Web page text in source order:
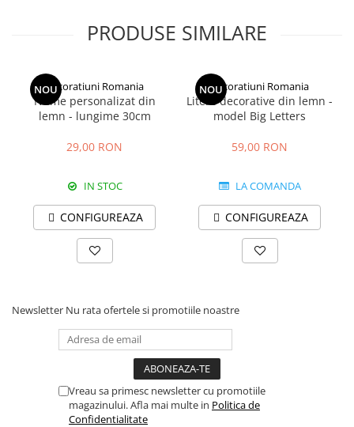
PRODUSE SIMILARE
NOUDecoratiuni Romania
Nume personalizat din
lemn - lungime 30cm
29,00 RON
IN STOC
CONFIGUREAZA
NOUDecoratiuni Romania
Litere decorative din lemn -
model Big Letters
59,00 RON
LA COMANDA
CONFIGUREAZA
Newsletter Nu rata ofertele si promotiile noastre
Vreau sa primesc newsletter cu promotiile
magazinului. Afla mai multe in Politica de
Confidentialitate